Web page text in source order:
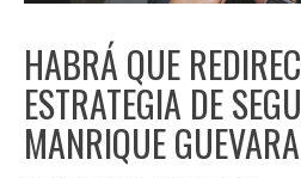
HABRÁ QUE
ESTRATEGIA DE
MANRIQUE GUEVARA